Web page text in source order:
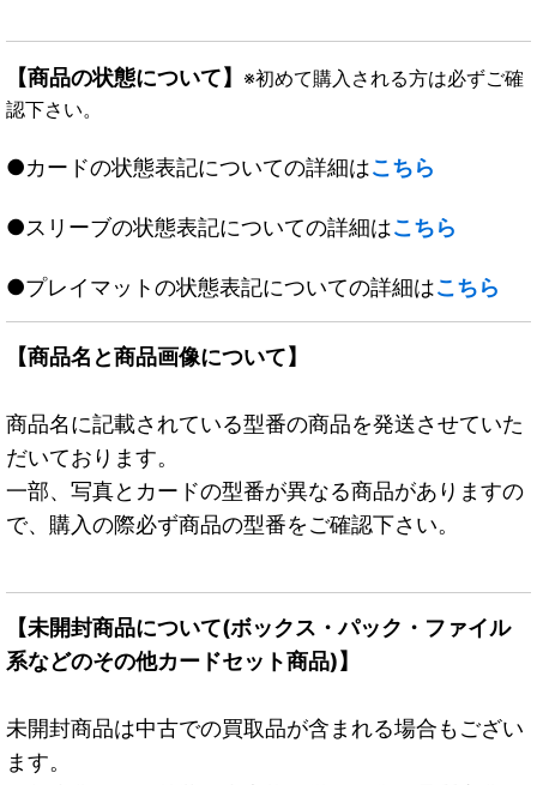
【商品の状態について】 ※初めて購入される方は必ずご確
認下さい。
●カードの状態表記についての詳細はこちら
●スリーブの状態表記についての詳細はこちら
●プレイマットの状態表記についての詳細はこちら
【商品名と商品画像について】
商品名に記載されている型番の商品を発送させていた
だいております。
一部、写真とカードの型番が異なる商品がありますの
で、購入の際必ず商品の型番をご確認下さい。
【未開封商品について(ボックス・パック・ファイル
系などのその他カードセット商品)】
未開封商品は中古での買取品が含まれる場合もござい
ます。